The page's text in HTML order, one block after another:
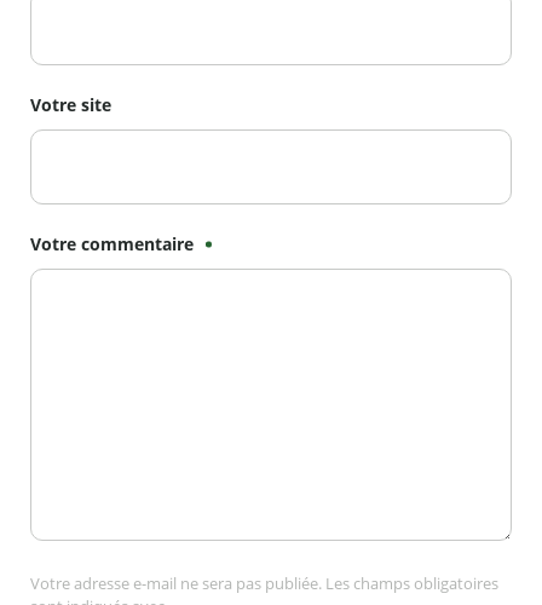
Votre site
Votre commentaire
Votre adresse e-mail ne sera pas publiée. Les champs obligatoires